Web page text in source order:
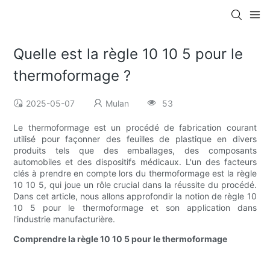
Quelle est la règle 10 10 5 pour le
thermoformage ?
2025-05-07 Mulan 53
Le thermoformage est un procédé de fabrication courant
utilisé pour façonner des feuilles de plastique en divers
produits tels que des emballages, des composants
automobiles et des dispositifs médicaux. L'un des facteurs
clés à prendre en compte lors du thermoformage est la règle
10 10 5, qui joue un rôle crucial dans la réussite du procédé.
Dans cet article, nous allons approfondir la notion de règle 10
10 5 pour le thermoformage et son application dans
l'industrie manufacturière.
Comprendre la règle 10 10 5 pour le thermoformage